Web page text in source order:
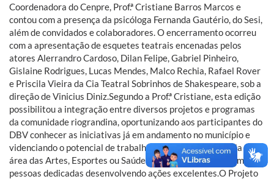
Coordenadora do Cenpre, Prof.ª Cristiane Barros Marcos e
contou com a presença da psicóloga Fernanda Gautério, do Sesi,
além de convidados e colaboradores. O encerramento ocorreu
com a apresentação de esquetes teatrais encenadas pelos
atores Alerrandro Cardoso, Dilan Felipe, Gabriel Pinheiro,
Gislaine Rodrigues, Lucas Mendes, Malco Rechia, Rafael Rover
e Priscila Vieira da Cia Teatral Sobrinhos de Shakespeare, sob a
direção de Vinicius Diniz.Segundo a Prof.ª Cristiane, esta edição
possibilitou a integração entre diversos projetos e programas
da comunidade riograndina, oportunizando aos participantes do
DBV conhecer as iniciativas já em andamento no município e
videnciando o potencial de trabalho dos grupos locais. Seja na
área das Artes, Esportes ou Saúde, por exemplo, existem muitas
pessoas dedicadas desenvolvendo ações excelentes.O Projeto